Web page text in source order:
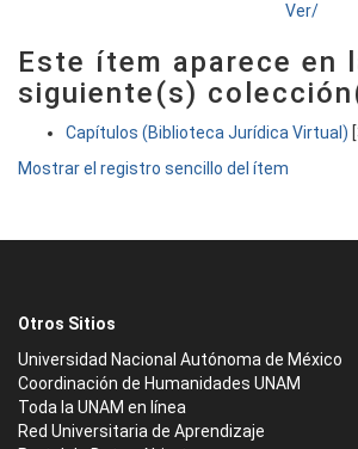
Ver/
Este ítem aparece en
siguiente(s)
Capítulos (Biblioteca Jurídica Virtual)
Mostrar el registro sencillo del ítem
Otros Sitios
Universidad Nacional Autónoma de México
Coordinación de Humanidades UNAM
Toda la UNAM en línea
Red Universitaria de Aprendizaje